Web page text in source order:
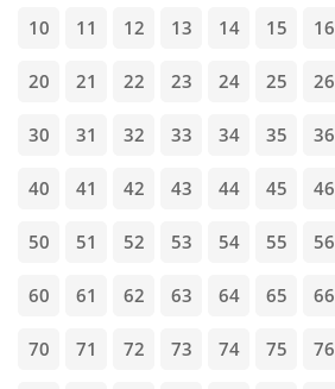
10 11 12 13 14 15 16
20 21 22 23 24 25 26
30 31 32 33 34 35 36
40 41 42 43 44 45 46
50 51 52 53 54 55 56
60 61 62 63 64 65 66
70 71 72 73 74 75 76